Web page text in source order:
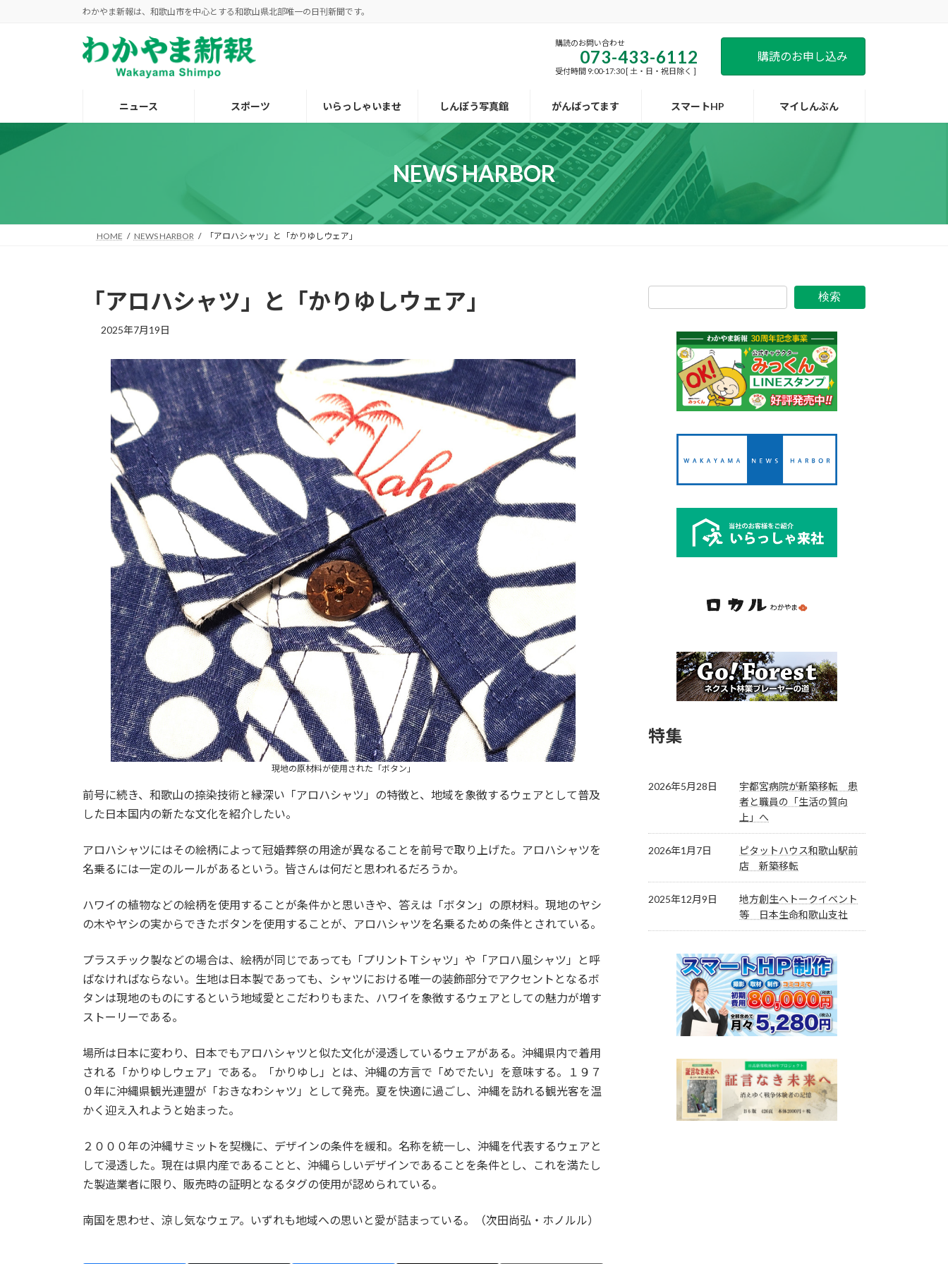
キ
に
わかやま新報は、和歌山市を中心とする和歌山県北部唯一の日刊新聞です。
購読のお問い合わせ
073-433-6112
受付時間 9:00-17:30 [ 土・日・祝日除く ]
購読のお申し込み
ニュース スポーツ いらっしゃいませ しんぽう写真館 がんばってます スマートHP マイしんぶん
NEWS HARBOR
HOME NEWS HARBOR 「アロハシャツ」と「かりゆしウェア」
「アロハシャツ」と「かりゆしウェア」
2025年7月19日
現地の原材料が使用された「ボタン」
前号に続き、和歌山の捺染技術と縁深い「アロハシャツ」の特徴と、地域を象徴するウェアとして普及
した日本国内の新たな文化を紹介したい。
アロハシャツにはその絵柄によって冠婚葬祭の用途が異なることを前号で取り上げた。アロハシャツを
名乗るには一定のルールがあるという。皆さんは何だと思われるだろうか。
ハワイの植物などの絵柄を使用することが条件かと思いきや、答えは「ボタン」の原材料。現地のヤシ
の木やヤシの実からできたボタンを使用することが、アロハシャツを名乗るための条件とされている。
プラスチック製などの場合は、絵柄が同じであっても「プリントＴシャツ」や「アロハ風シャツ」と呼
ばなければならない。生地は日本製であっても、シャツにおける唯一の装飾部分でアクセントとなるボ
タンは現地のものにするという地域愛とこだわりもまた、ハワイを象徴するウェアとしての魅力が増す
ストーリーである。
場所は日本に変わり、日本でもアロハシャツと似た文化が浸透しているウェアがある。沖縄県内で着用
される「かりゆしウェア」である。「かりゆし」とは、沖縄の方言で「めでたい」を意味する。１９７
０年に沖縄県観光連盟が「おきなわシャツ」として発売。夏を快適に過ごし、沖縄を訪れる観光客を温
かく迎え入れようと始まった。
２０００年の沖縄サミットを契機に、デザインの条件を緩和。名称を統一し、沖縄を代表するウェアと
して浸透した。現在は県内産であることと、沖縄らしいデザインであることを条件とし、これを満たし
た製造業者に限り、販売時の証明となるタグの使用が認められている。
南国を思わせ、涼し気なウェア。いずれも地域への思いと愛が詰まっている。（次田尚弘・ホノルル）
検索
特集
2026年5月28日
宇都宮病院が新築移転 患
者と職員の「生活の質向
上」へ
2026年1月7日
ピタットハウス和歌山駅前
店 新築移転
2025年12月9日
地方創生へトークイベント
等 日本生命和歌山支社